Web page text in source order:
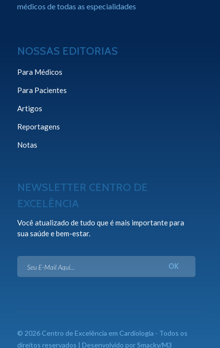
médicos de todas as especialidades
NOSSAS EDITORIAS
Para Médicos
Para Pacientes
Artigos
Reportagens
Notas
NEWSLETTER CENTRO DE
EXCELÊNCIA
Você atualizado de tudo que é mais importante para
sua saúde e bem-estar.
© 2026 Centro de Excelência em Cardiologia - Todos os
direitos reservados | Desenvolvido por Smacky/M3